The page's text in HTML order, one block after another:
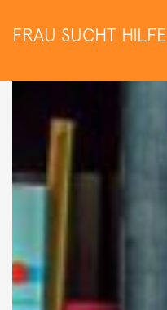
FRAU SUCHT HILFE